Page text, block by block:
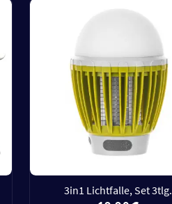
3in1 Lichtfalle, Set 3tlg.